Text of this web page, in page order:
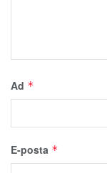
Ad *
E-posta *